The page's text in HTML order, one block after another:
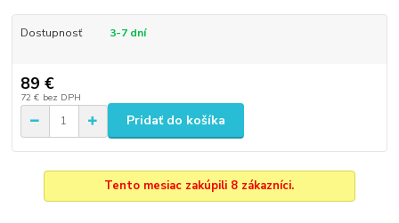
Dostupnosť 3-7 dní
89 €
72 € bez DPH
Pridať do košíka
Tento mesiac zakúpili 8 zákazníci.